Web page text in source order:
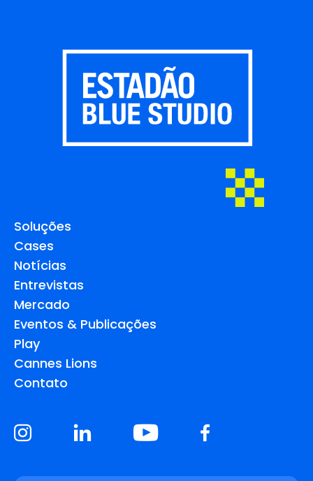
Soluções
Cases
Notícias
Entrevistas
Mercado
Eventos & Publicações
Play
Cannes Lions
Contato